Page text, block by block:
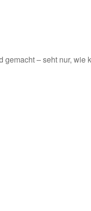
– seht nur, wie